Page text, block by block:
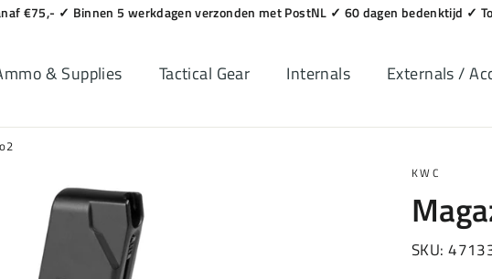
€75,- ✓ Binnen 5 werkdagen verzonden met PostNL ✓ 60 dagen bedenktijd ✓
& Supplies Tactical Gear Internals Externals /
KWC
SKU: